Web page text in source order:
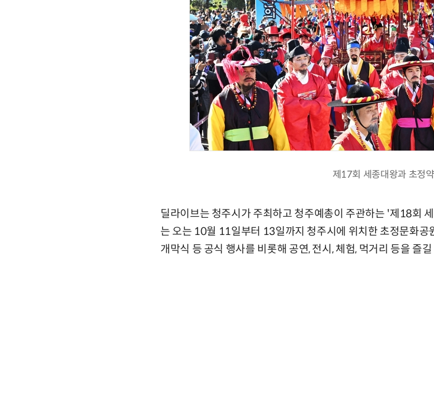
제17회 세종대왕과 초정
딜라이브는 청주시가 주최하고 청주예총이 주관하는 '제18회
는 오는 10월 11일부터 13일까지 청주시에 위치한 초정문화공
개막식 등 공식 행사를 비롯해 공연, 전시, 체험, 먹거리 등을 즐